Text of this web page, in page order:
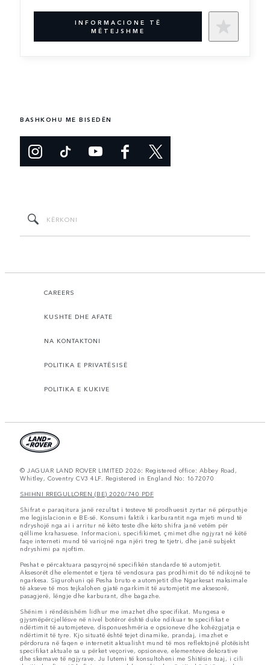
INFORMACIONE TË
MËTEJSHME
BASHKOHU ME BISEDËN
CAREERS
KUSHTE DHE AFATE
NA KONTAKTONI
POLITIKA E PRIVATËSISË
POLITIKA E KUKIVE
© JAGUAR LAND ROVER LIMITED 2026: Registered office: Abbey Road,
Whitley, Coventry CV3 4LF. Registered in England No: 1672070
SHIHNI RREGULLOREN (BE) 2020/740 PDF
Shifrat e paraqitura janë rezultat i testeve të prodhuesit zyrtar në përputhje
me legjislacionin e BE-së. Konsumi faktik i karburantit nga mjeti mund të
ndryshojë nga ai i arritur në këto teste dhe këto shifra janë vetëm për
qëllime krahasuese. Informacioni, specifikimet, çmimet dhe ngjyrat në këtë
faqe interneti mund të variojnë nga njëri treg te tjetri, dhe janë subjekt
ndryshimi pa njoftim.
Peshat e përcaktuara pasqyrojnë specifikën standarde të automjetit.
Aksesorët dhe elementet e tjera të vendosura pas prodhimit do të ndikojnë te
ngarkesa. Sigurohuni që Pesha bruto e automjetit dhe Ngarkesat maksimale
të akseve të mos tejkalohen gjatë ngarkimit të automjetit me aksesorë,
pasagjerë, lëngje dhe karburant, dhe bagazhe.
Shënim i rëndësishëm lidhur me imazhet dhe specifikat. Mungesa e
gjysmëpërcjellësve në nivel botëror është duke ndikuar te specifikat e
ndërtimit të automjeteve, disponueshmëria e opsioneve dhe kohëzgjatja e
ndërtimit të tyre. Kjo situatë është tejet dinamike, prandaj, imazhet e
përdorura në faqen e internetit aktualisht mund të mos reflektojnë plotësisht
specifikat aktuale sa u përket veçorive, opsioneve, elementeve dekorative
dhe skemave të ngjyrave. Ju lutemi të konsultoheni me Shitësin tuaj, i cili